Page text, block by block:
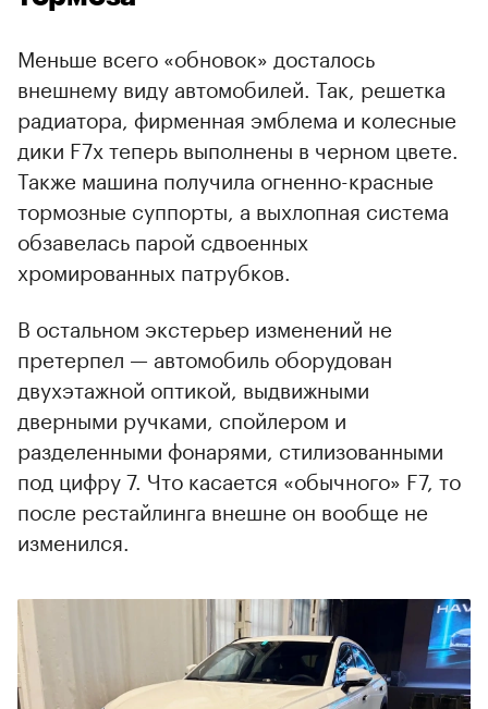
00:00 00:00
Меньше всего «обновок» досталось
внешнему виду автомобилей. Так, решетка
радиатора, фирменная эмблема и колесные
дики F7x теперь выполнены в черном цвете.
Также машина получила огненно-красные
тормозные суппорты, а выхлопная система
обзавелась парой сдвоенных
хромированных патрубков.
В остальном экстерьер изменений не
претерпел — автомобиль оборудован
двухэтажной оптикой, выдвижными
дверными ручками, спойлером и
разделенными фонарями, стилизованными
под цифру 7. Что касается «обычного» F7, то
после рестайлинга внешне он вообще не
изменился.